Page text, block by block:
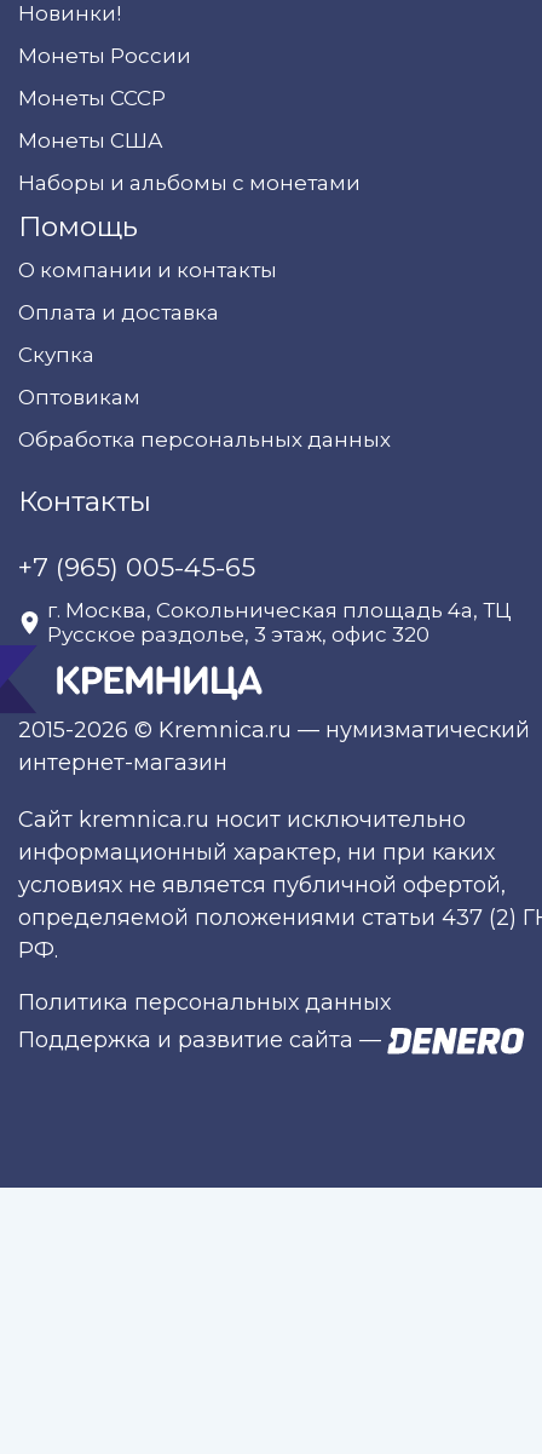
2015-2026 © Kremnica.ru — нумизматический
интернет-магазин
Новинки!
Монеты России
Монеты СССР
Монеты США
Наборы и альбомы с монетами
Помощь
О компании и контакты
Оплата и доставка
Скупка
Оптовикам
Обработка персональных данных
Контакты
+7 (965) 005-45-65
г. Москва, Сокольническая площадь 4а, ТЦ
Русское раздолье, 3 этаж, офис 320
Сайт kremnica.ru носит исключительно
информационный характер, ни при каких
условиях не является публичной офертой,
определяемой положениями статьи 437 (2)
РФ.
Политика персональных данных
Поддержка и развитие сайта —